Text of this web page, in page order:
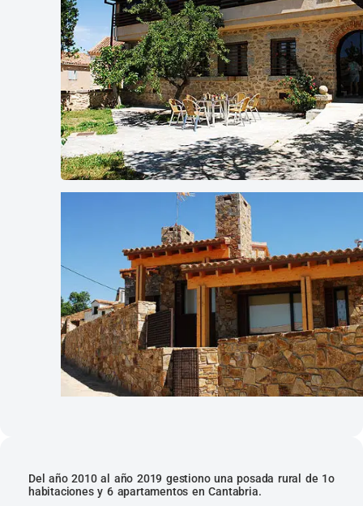
Del año 2010 al año 2019 gestiono una posada rural de 1o
habitaciones y 6 apartamentos en Cantabria.